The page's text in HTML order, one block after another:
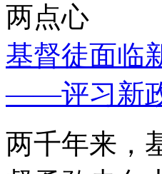
两点心
基督徒面临
——评习新
两千年来，